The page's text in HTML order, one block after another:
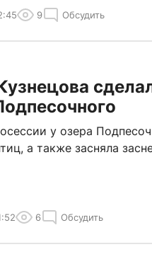
9 Обсудить
у озера
а также засняла
6 Обсудить